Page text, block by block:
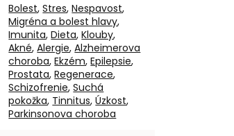
Bolest,Stres,Nespavost,
Migréna a bolest hlavy,
Imunita,Dieta,Klouby,
Akné,Alergie,Alzheimerova
choroba,Ekzém,Epilepsie,
Prostata,Regenerace,
Schizofrenie,Suchá
pokožka, Tinnitus,Úzkost,
Parkinsonova choroba